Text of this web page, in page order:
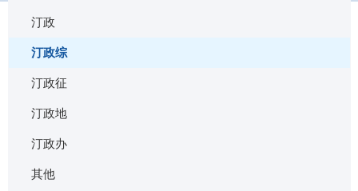
汀政
汀政综
汀政征
汀政地
汀政办
其他
汀政综
长汀县人民政府关于县政府领导成员工作分工安排的通
2026-07-20
长汀县人民政府关于印发长汀县国民经济和社会发展第